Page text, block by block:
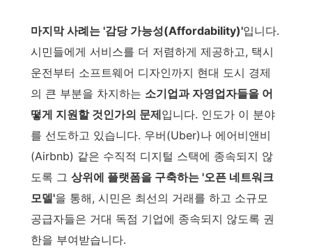
마지막 사례는 '감당 가능성(Affordability)'입니다.
시민들에게 서비스를 더 저렴하게 제공하고, 택시
운전부터 소프트웨어 디자인까지 현대 도시 경제
의 큰 부분을 차지하는 소기업과 자영업자들을 어
떻게 지원할 것인가의 문제입니다. 인도가 이 분야
를 선도하고 있습니다. 우버(Uber)나 에어비앤비
(Airbnb) 같은 수직적 디지털 스택에 종속되지 않
도록 그 상위에 플랫폼을 구축하는 '오픈 네트워크
모델'을 통해, 시민은 최선의 거래를 하고 소규모
공급자들은 거대 독점 기업에 종속되지 않도록 권
한을 부여받습니다.